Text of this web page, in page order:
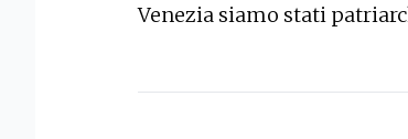
Venezia siamo stati